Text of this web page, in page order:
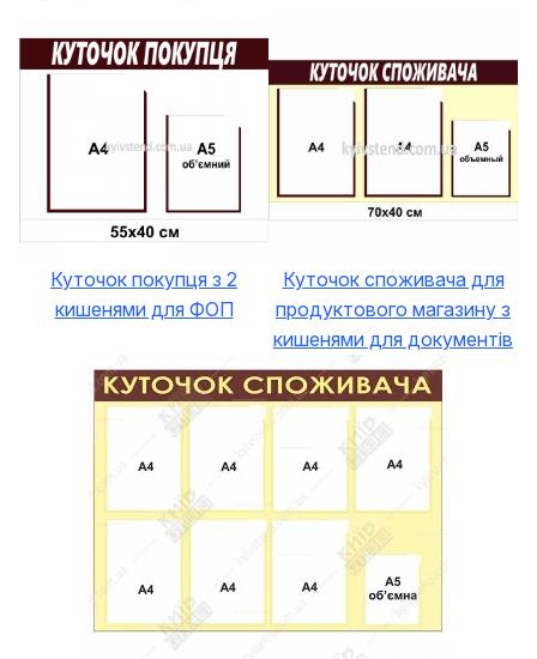
Куточок покупця з 2
кишенями для ФОП
Куточок споживача для
продуктового магазину з
кишенями для документів